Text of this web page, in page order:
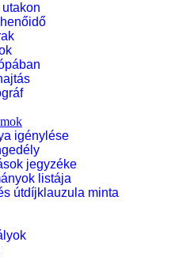
igénylése
jegyzéke
listája
útdíjklauzula minta